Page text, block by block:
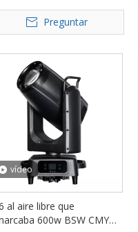
FD-LBW300
Preguntar
vídeo
al aire libre que
600w BSW CMY